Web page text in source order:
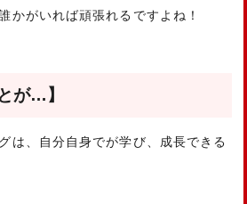
かがいれば頑張れるですよね！
が…】
は、自分自身でが学び、成長できる